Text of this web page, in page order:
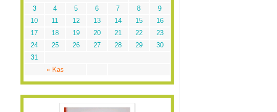
« Kas
3 4 5 6 7 8
9
10
11 12 13 14 15
16
17
18 19 20 21 22
23
24
25 26 27 28 29
30
31